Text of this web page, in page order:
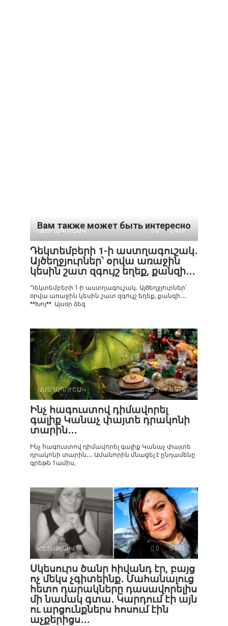
Вам также может быть интересно
ԱՍՏՂԱԳՈՒՇԱԿ 0 470
Դեկտեմբերի 1-ի աստղագուշակ․
Այծեղջյուրներ՝ օրվա առաջին
կեսին շատ զգույշ եղեք, քանզի․․․
Դեկտեմբերի 1-ի աստղագուշակ․ Այծեղջյուրներ՝
օրվա առաջին կեսին շատ զգույշ եղեք, քանզի․․․
**Խոյ**. Այսօր ձեզ
ԱՍՏՂԱԳՈՒՇԱԿ 0 576
Ինչ հագուստով դիմավորել
գալիք Կանաչ փայտե դրակոնի
տարին․․․
Ինչ հագուստով դիմավորել գալիք Կանաչ փայտե
դրակոնի տարին․․․ Ամանորին մնացել է ընդամենը
գրեթե 1ամիս,
ՀԵՏԱՔՐՔԻՐ 0 662
Սկեսուրս ծանր հիվանդ էր, բայց
ոչ մեկս չգիտեինք․ Մահանալուց
հետո դարակները դասավորելիս
մի նամակ գտա․ Կարդում էի այն
ու արցունքներս հոսում էին
աչքերիցս․․․